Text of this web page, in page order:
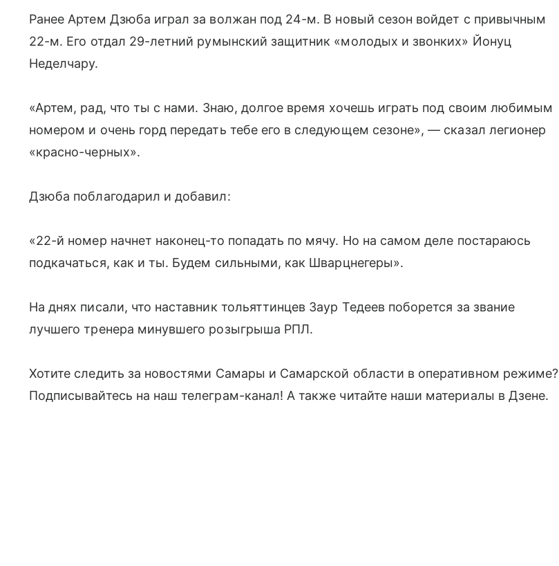
Ранее Артем Дзюба играл за волжан под 24-м. В новый сезон войдет с привычным
22-м. Его отдал 29-летний румынский защитник «молодых и звонких» Йонуц
Неделчару.
«Артем, рад, что ты с нами. Знаю, долгое время хочешь играть под своим любимым
номером и очень горд передать тебе его в следующем сезоне», — сказал легионер
«красно-черных».
Дзюба поблагодарил и добавил:
«22-й номер начнет наконец-то попадать по мячу. Но на самом деле постараюсь
подкачаться, как и ты. Будем сильными, как Шварцнегеры».
На днях писали, что наставник тольяттинцев Заур Тедеев поборется за звание
лучшего тренера минувшего розыгрыша РПЛ.
Хотите следить за новостями Самары и Самарской области в оперативном режиме?
Подписывайтесь на наш телеграм-канал! А также читайте наши материалы в Дзене.